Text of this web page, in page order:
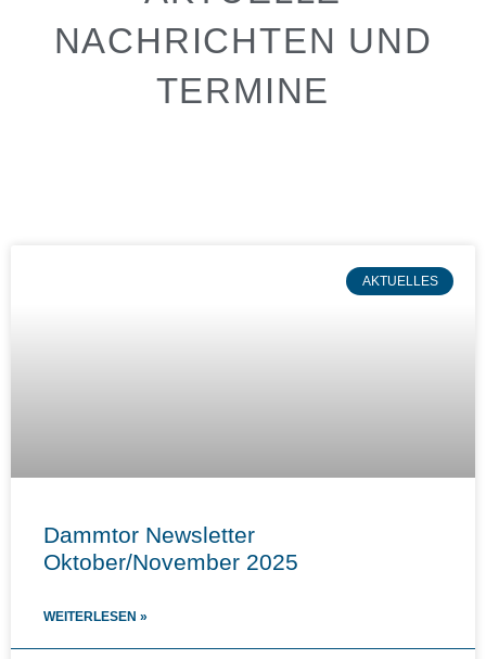
NACHRICHTEN UND
TERMINE
AKTUELLES
Dammtor Newsletter
Oktober/November 2025
WEITERLESEN »